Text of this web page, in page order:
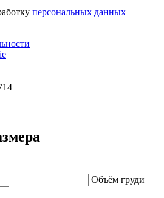
персональных данных
Объём груди